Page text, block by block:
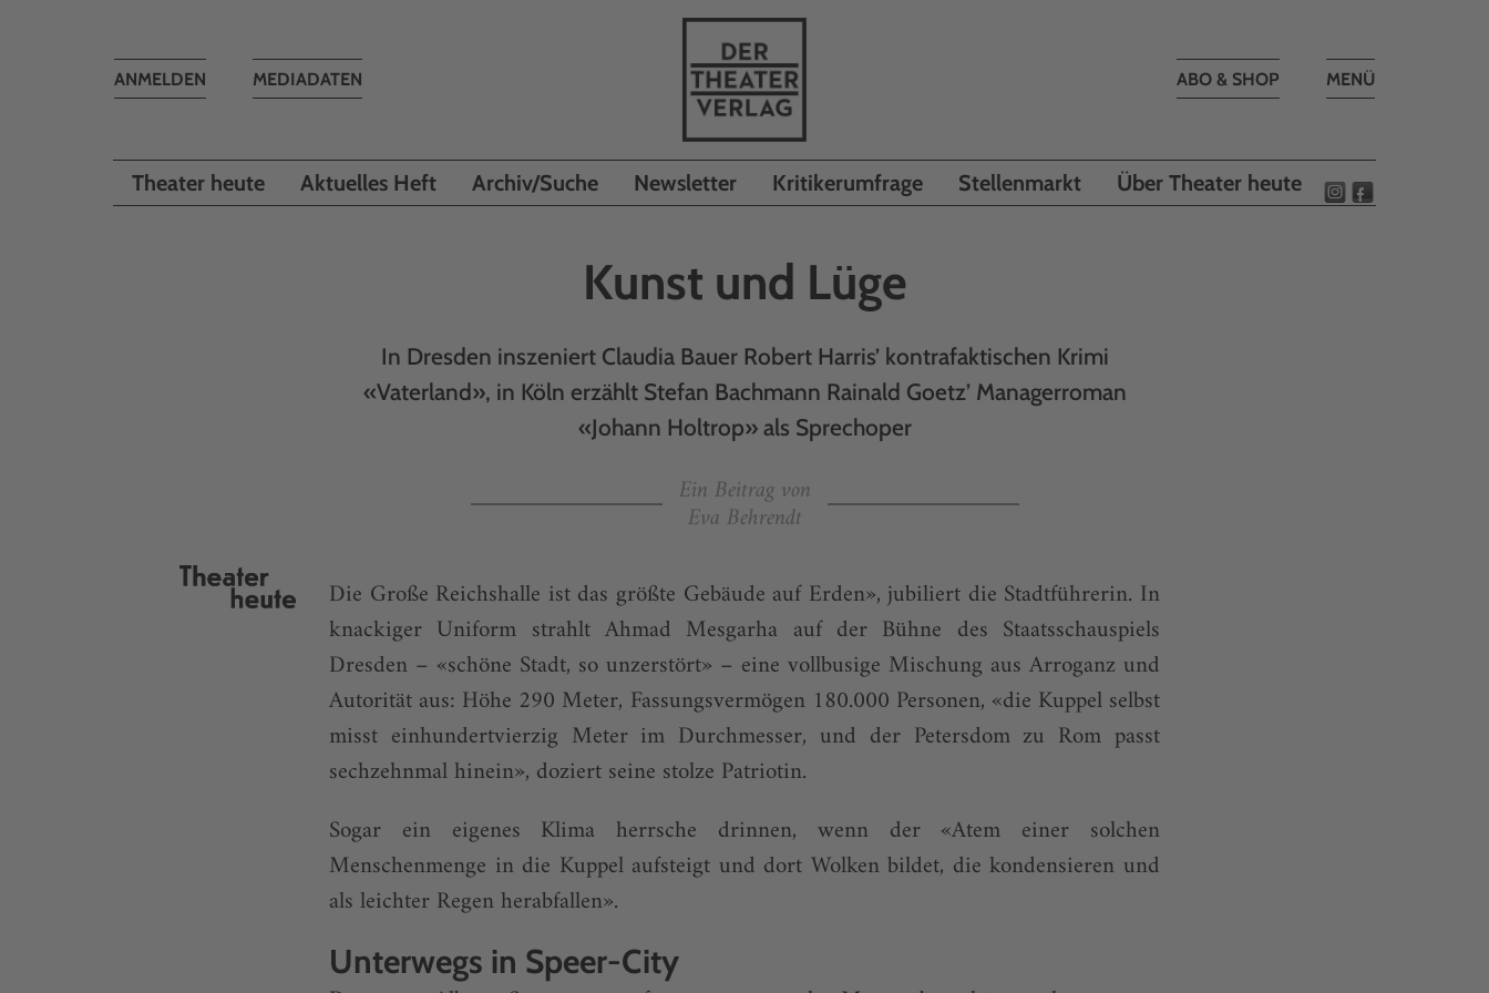
Toggle
MENÜ
ABO & SHOP
MEDIADATEN
Toggle
ANMELDEN
Theater heute Aktuelles Heft Archiv/Suche Newsletter Kritikerumfrage Stellenmarkt Über Theater heute
Kunst und Lüge
In Dresden inszeniert Claudia Bauer Robert Harris’ kontrafaktischen Krimi
«Vaterland», in Köln erzählt Stefan Bachmann Rainald Goetz’ Managerroman
«Johann Holtrop» als Sprechoper
Ein Beitrag von
Eva Behrendt
Die Große Reichshalle ist das größte Gebäude auf Erden», jubiliert die Stadtführerin. In
knackiger Uniform strahlt Ahmad Mesgarha auf der Bühne des Staatsschauspiels
Dresden – «schöne Stadt, so unzerstört» – eine vollbusige Mischung aus Arroganz und
Autorität aus: Höhe 290 Meter, Fassungsvermögen 180.000 Personen, «die Kuppel selbst
misst einhundertvierzig Meter im Durchmesser, und der Petersdom zu Rom passt
sechzehnmal hinein», doziert seine stolze Patriotin.
Sogar ein eigenes Klima herrsche drinnen, wenn der «Atem einer solchen
Menschenmenge in die Kuppel aufsteigt und dort Wolken bildet, die kondensieren und
als leichter Regen herabfallen».
Unterwegs in Speer-City